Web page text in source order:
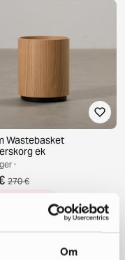
Om
Wastebasket
ek
·
270 €